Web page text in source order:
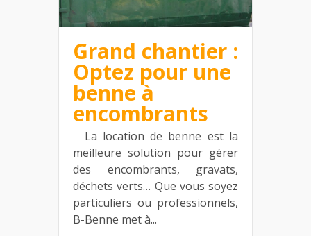
Grand chantier :
Optez pour une
benne à
encombrants
La location de benne est la
meilleure solution pour gérer
des encombrants, gravats,
déchets verts… Que vous soyez
particuliers ou professionnels,
B-Benne met à...